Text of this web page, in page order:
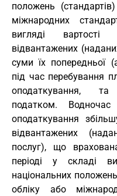
положень
міжнародних
вигляді вартості
відвантажених
суми їх попередньої
під час перебування
оподаткування,
податком.
оподаткування
відвантажених
послуг), що
періоді у складі
національних
обліку або